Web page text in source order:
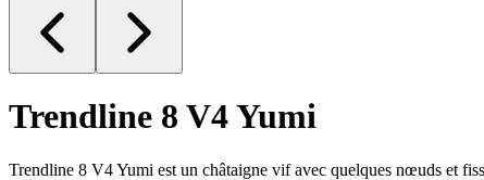
Trendline 8 V4Yumi
Trendline 8 V4 Yumi est un châtaigne vif avec quelques nœuds et